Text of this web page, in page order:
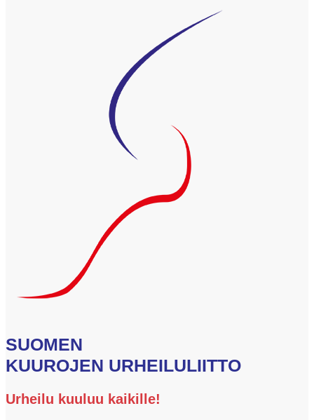
SUOMEN
KUUROJEN URHEILULIITTO
Urheilu kuuluu kaikille!